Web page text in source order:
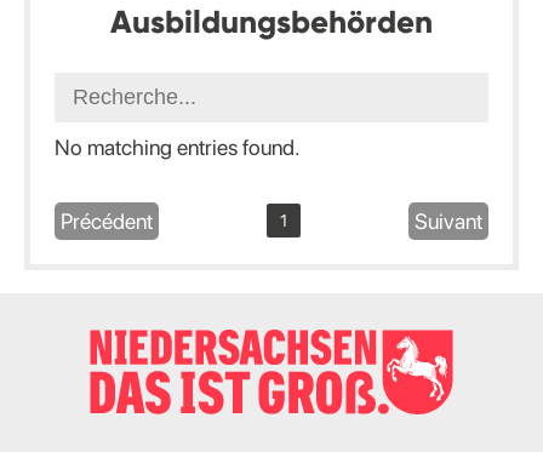
Ausbildungsbehörden
No matching entries found.
Précédent 1 Suivant